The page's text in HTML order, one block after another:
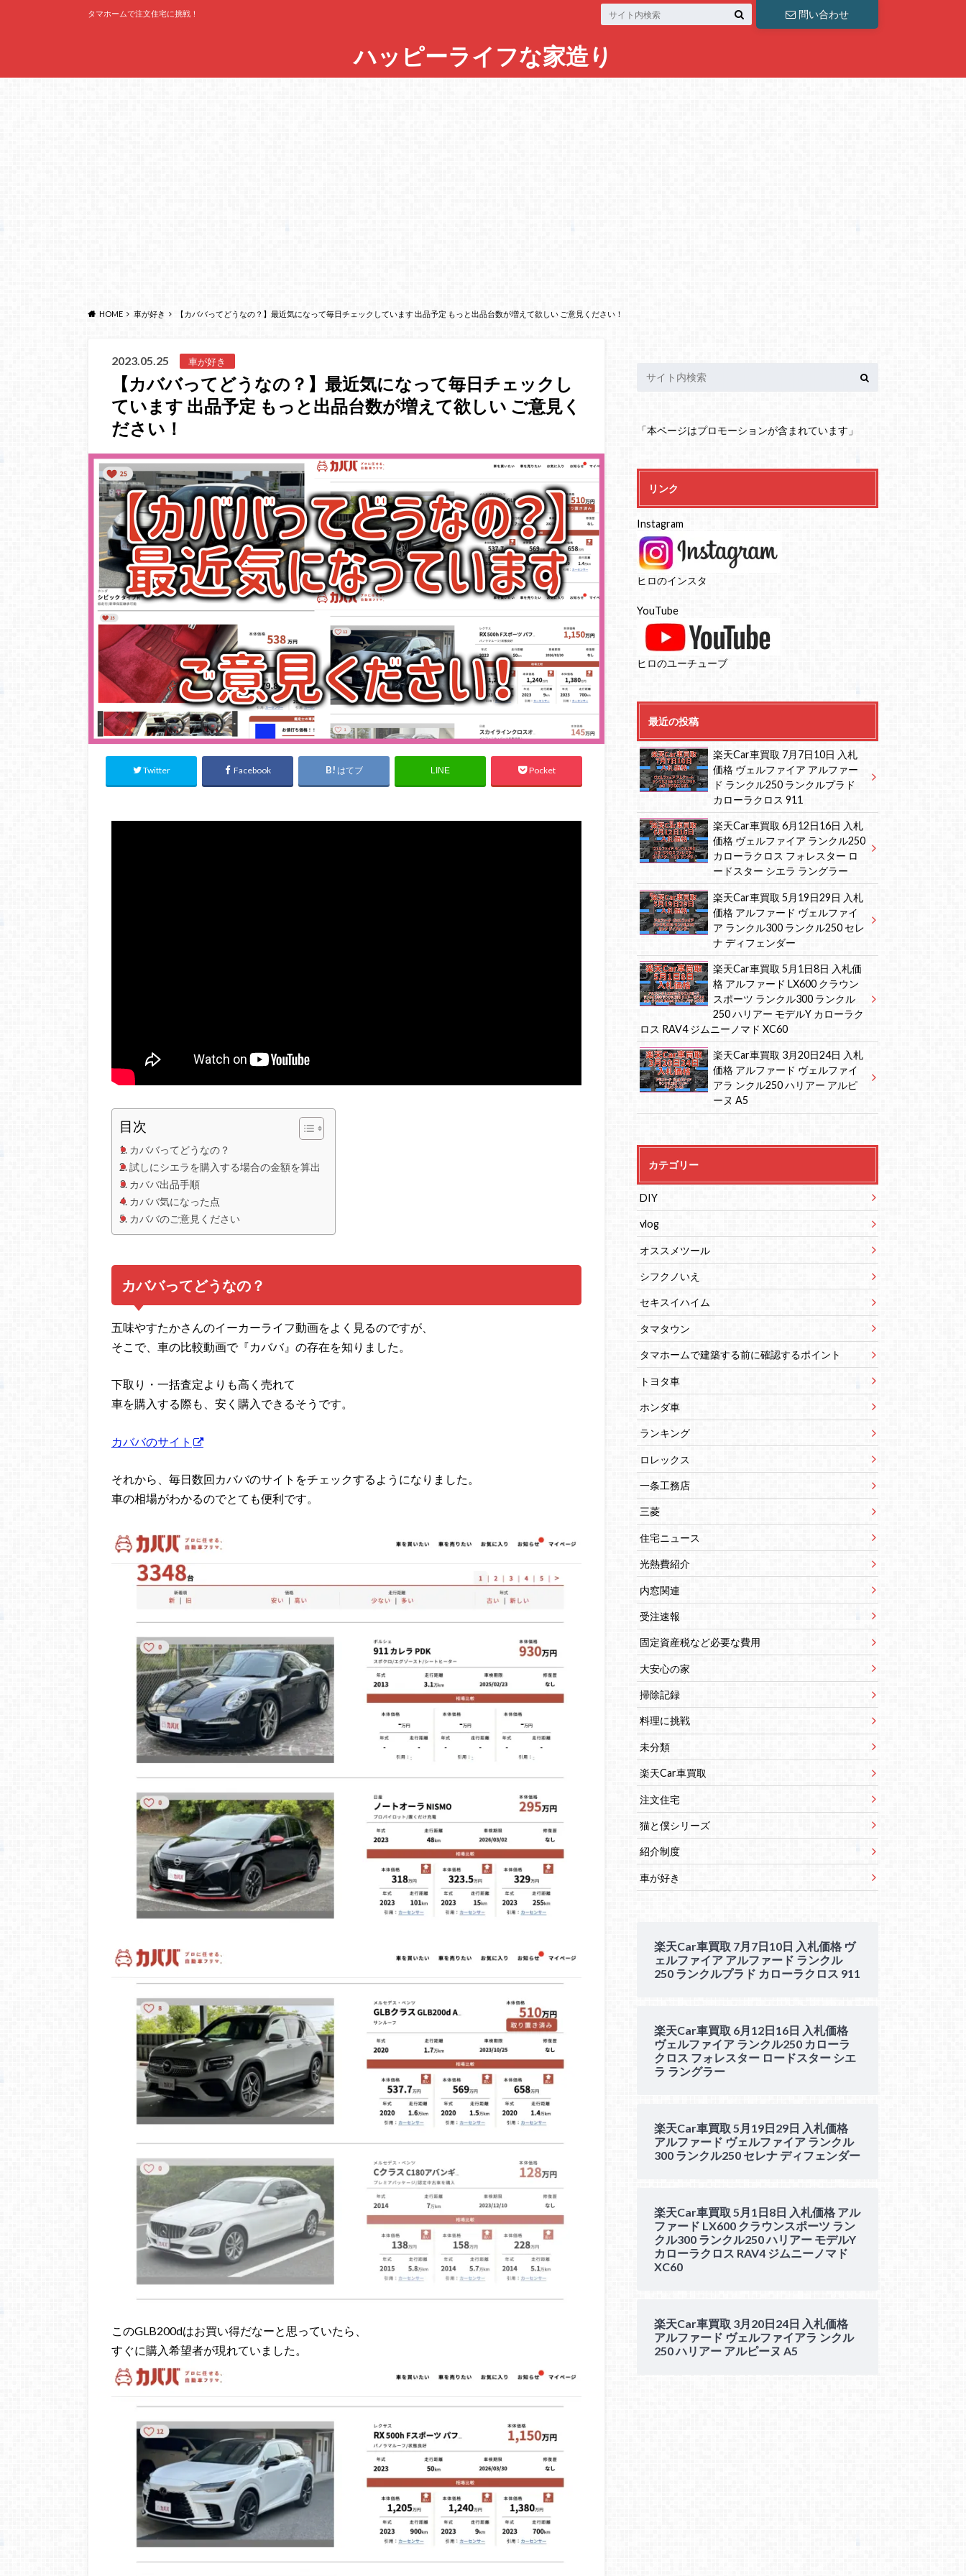
ハッピーライフな家造り
タマホームで注文住宅に挑戦！ 問い合わせ
HOME 車が好き 【カババってどうなの？】最近気になって毎日チェックしています 出品予定 もっと出品台数が増えて欲しい ご意見ください！
2023.05.25 車が好き
【カババってどうなの？】最近気になって毎日チェックし
ています 出品予定 もっと出品台数が増えて欲しい ご意見く
ださい！
Twitter Facebook はてブ LINE Pocket
目次
カババってどうなの？
試しにシエラを購入する場合の金額を算出
カババ出品手順
カババ気になった点
カババのご意見ください
カババってどうなの？
五味やすたかさんのイーカーライフ動画をよく見るのですが、
そこで、車の比較動画で『カババ』の存在を知りました。
下取り・一括査定よりも高く売れて
車を購入する際も、安く購入できるそうです。
カババのサイト
それから、毎日数回カババのサイトをチェックするようになりました。
車の相場がわかるのでとても便利です。
このGLB200dはお買い得だなーと思っていたら、
すぐに購入希望者が現れていました。
「本ページはプロモーションが含まれています」
リンク
Instagram
ヒロのインスタ
YouTube
ヒロのユーチューブ
最近の投稿
楽天Car車買取 7月7日10日 入札
価格 ヴェルファイア アルファー
ド ランクル250 ランクルプラド
カローラクロス 911
楽天Car車買取 6月12日16日 入札
価格 ヴェルファイア ランクル250
カローラクロス フォレスター ロ
ードスター シエラ ラングラー
楽天Car車買取 5月19日29日 入札
価格 アルファード ヴェルファイ
ア ランクル300 ランクル250 セレ
ナ ディフェンダー
楽天Car車買取 5月1日8日 入札価
格 アルファード LX600 クラウン
スポーツ ランクル300 ランクル
250 ハリアー モデルY カローラク
ロス RAV4 ジムニーノマド XC60
楽天Car車買取 3月20日24日 入札
価格 アルファード ヴェルファイ
アラ ンクル250 ハリアー アルピ
ーヌ A5
カテゴリー
DIY
vlog
オススメツール
シフクノいえ
セキスイハイム
タマタウン
タマホームで建築する前に確認するポイント
トヨタ車
ホンダ車
ランキング
ロレックス
一条工務店
三菱
住宅ニュース
光熱費紹介
内窓関連
受注速報
固定資産税など必要な費用
大安心の家
掃除記録
料理に挑戦
未分類
楽天Car車買取
注文住宅
猫と僕シリーズ
紹介制度
車が好き
楽天Car車買取 7月7日10日 入札価格 ヴ
ェルファイア アルファード ランクル
250 ランクルプラド カローラクロス 911
楽天Car車買取 6月12日16日 入札価格
ヴェルファイア ランクル250 カローラ
クロス フォレスター ロードスター シエ
ラ ラングラー
楽天Car車買取 5月19日29日 入札価格
アルファード ヴェルファイア ランクル
300 ランクル250 セレナ ディフェンダー
楽天Car車買取 5月1日8日 入札価格 アル
ファード LX600 クラウンスポーツ ラン
クル300 ランクル250 ハリアー モデルY
カローラクロス RAV4 ジムニーノマド
XC60
楽天Car車買取 3月20日24日 入札価格
アルファード ヴェルファイアラ ンクル
250 ハリアー アルピーヌ A5